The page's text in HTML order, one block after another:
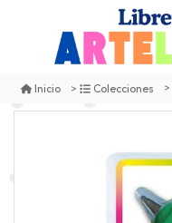
Inicio Colecciones